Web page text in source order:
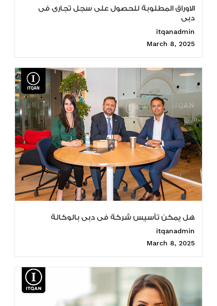
الاوراق المطلوبة للحصول على سجل تجارى فى
دبى
itqanadmin
March 8, 2025
هل يمكن تأسيس شركة فى دبى بالوكالة
itqanadmin
March 8, 2025